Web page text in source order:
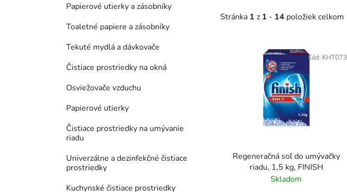
Papierové utierky a zásobníky
Toaletné papiere a zásobníky
Tekuté mydlá a dávkovače
Čistiace prostriedky na okná
Osviežovače vzduchu
Papierové utierky
Čistiace prostriedky na umývanie
riadu
Univerzálne a dezinfekčné čistiace
prostriedky
Kuchynské čistiace prostriedky
Stránka 1 z 1 - 14 položiek celkom
Regeneračná soľ do umývačky
riadu, 1,5 kg, FINISH
Skladom
Kód: KHT073